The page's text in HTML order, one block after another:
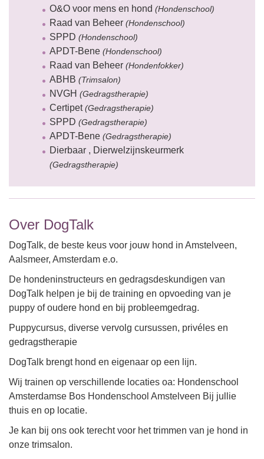
O&O voor mens en hond (Hondenschool)
Raad van Beheer (Hondenschool)
SPPD (Hondenschool)
APDT-Bene (Hondenschool)
Raad van Beheer (Hondenfokker)
ABHB (Trimsalon)
NVGH (Gedragstherapie)
Certipet(Gedragstherapie)
SPPD (Gedragstherapie)
APDT-Bene (Gedragstherapie)
Dierbaar , Dierwelzijnskeurmerk
(Gedragstherapie)
Over DogTalk
DogTalk, de beste keus voor jouw hond in Amstelveen,
Aalsmeer, Amsterdam e.o.
De hondeninstructeurs en gedragsdeskundigen van
DogTalk helpen je bij de training en opvoeding van je
puppy of oudere hond en bij probleemgedrag.
Puppycursus, diverse vervolg cursussen, privéles en
gedragstherapie
DogTalk brengt hond en eigenaar op een lijn.
Wij trainen op verschillende locaties oa: Hondenschool
Amsterdamse Bos Hondenschool Amstelveen Bij jullie
thuis en op locatie.
Je kan bij ons ook terecht voor het trimmen van je hond in
onze trimsalon.